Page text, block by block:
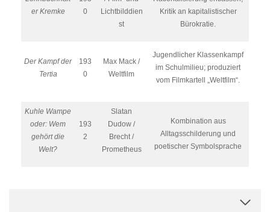
er Kremke
0
Lichtbilddien
st
Kritik an kapitalistischer
Bürokratie.
Der Kampf der
Tertia
193
0
Max Mack /
Weltfilm
Jugendlicher Klassenkampf
im Schulmilieu; produziert
vom Filmkartell „Weltfilm“.
Kuhle Wampe
oder: Wem
gehört die
Welt?
193
2
Slatan
Dudow /
Brecht /
Prometheus
Kombination aus
Alltagsschilderung und
poetischer Symbolsprache